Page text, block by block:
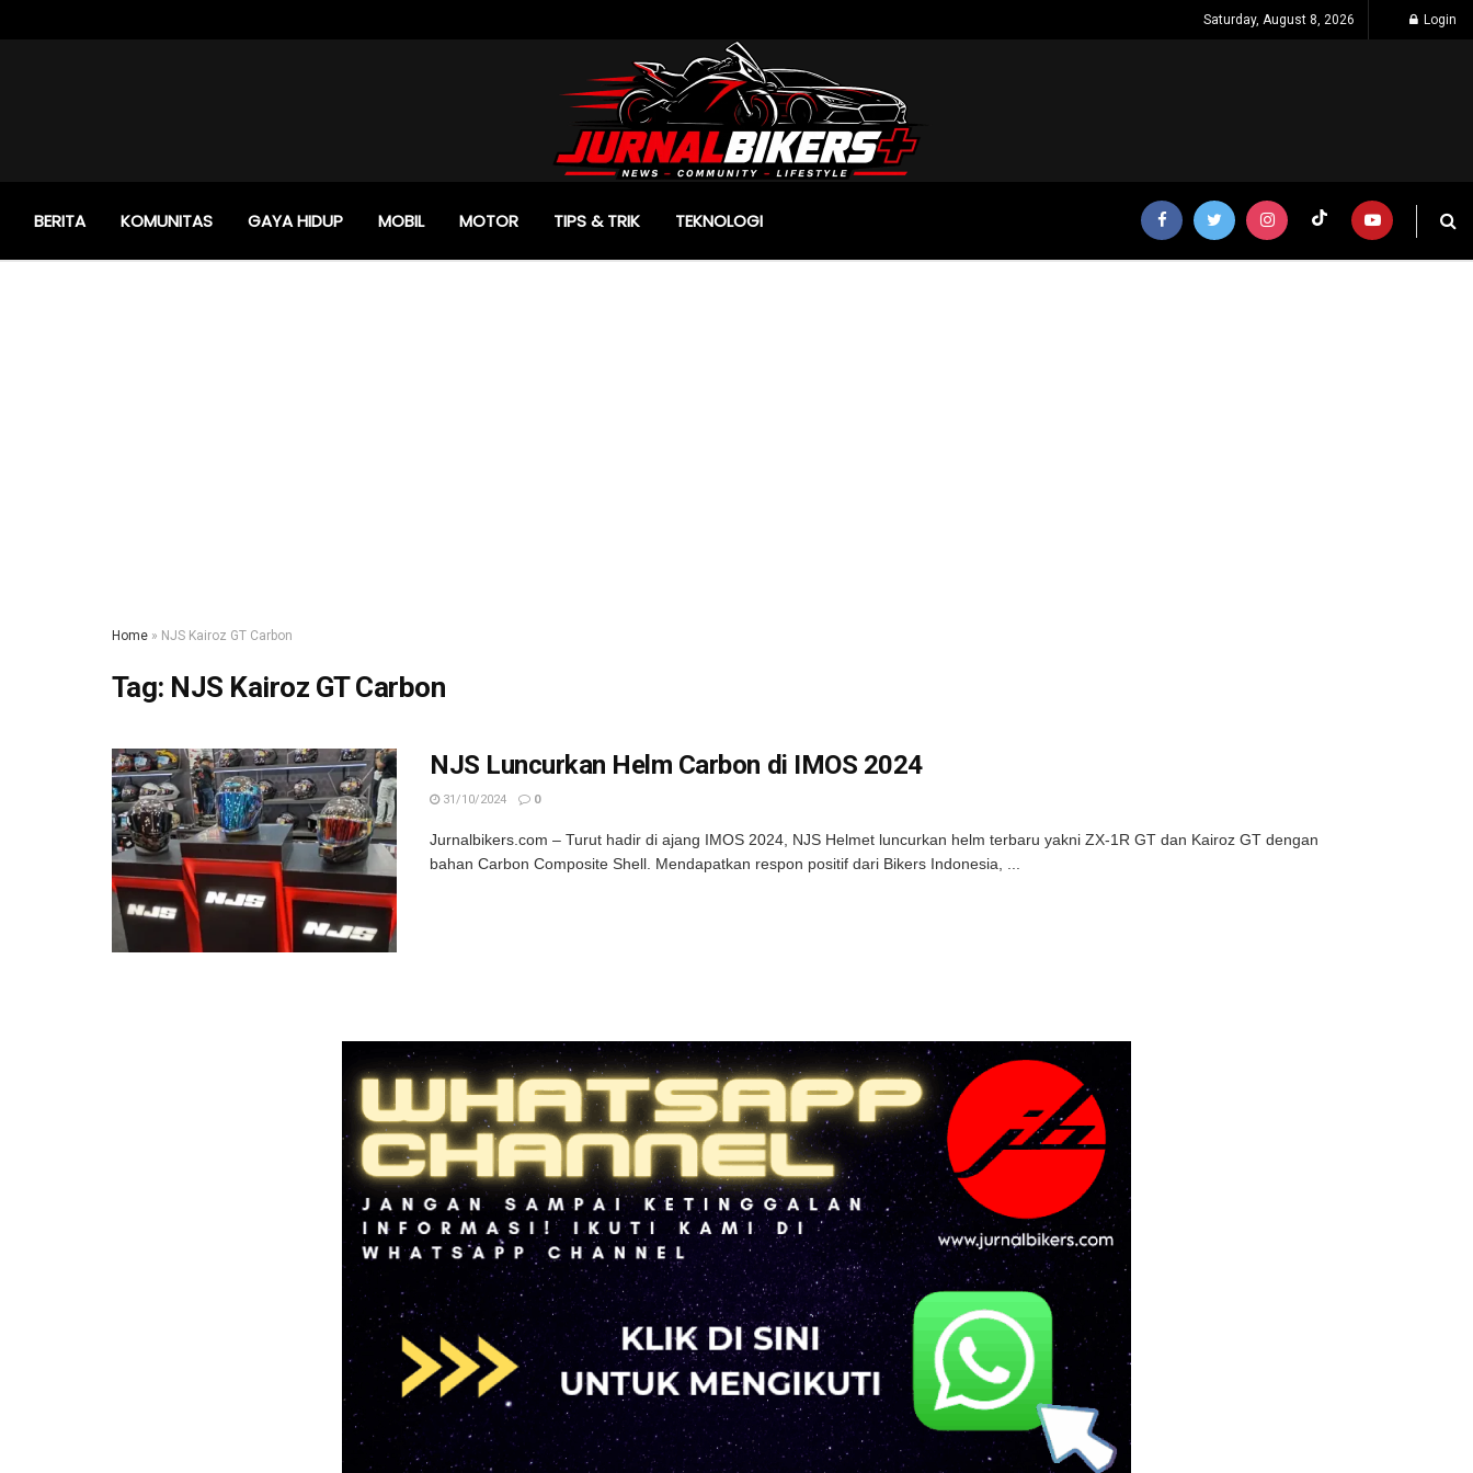
Saturday, August 8, 2026 Login
BERITA KOMUNITAS GAYA HIDUP MOBIL MOTOR TIPS & TRIK TEKNOLOGI
Home » NJS Kairoz GT Carbon
Tag: NJS Kairoz GT Carbon
NJS Luncurkan Helm Carbon di IMOS 2024
31/10/2024 0
Jurnalbikers.com – Turut hadir di ajang IMOS 2024, NJS Helmet luncurkan helm terbaru yakni ZX-1R GT dan Kairoz GT dengan
bahan Carbon Composite Shell. Mendapatkan respon positif dari Bikers Indonesia, ...